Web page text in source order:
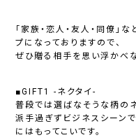
「家族・恋人・友人・同僚」
プになっておりますので、
ぜひ贈る相手を思い浮かべ
■GIFT1 -ネクタイ-
普段では選ばなそうな柄の
派手過ぎずビジネスシーン
にはもってこいです。